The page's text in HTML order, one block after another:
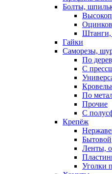
Болты,
Гайки
Саморезы,
По
С
По
Прочие
С
Крепёж
Бытовой
Ленты,
Уголки